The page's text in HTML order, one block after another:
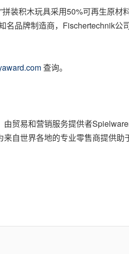
装积木玩具采用50%可再生原
名品牌制造商，Fischertechnik
查询。
贸易和营销服务提供者
自世界各地的专业零售商提供